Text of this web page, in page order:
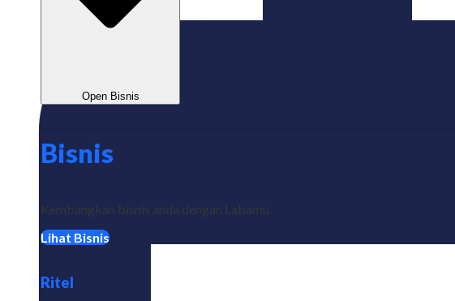
Open Bisnis
Bisnis
Kembangkan bisnis anda dengan Labamu
Lihat Bisnis
Ritel